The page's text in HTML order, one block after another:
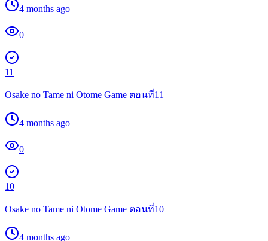
4 months ago
0
11
Osake no Tame ni Otome Game ตอนที่11
4 months ago
0
10
Osake no Tame ni Otome Game ตอนที่10
4 months ago